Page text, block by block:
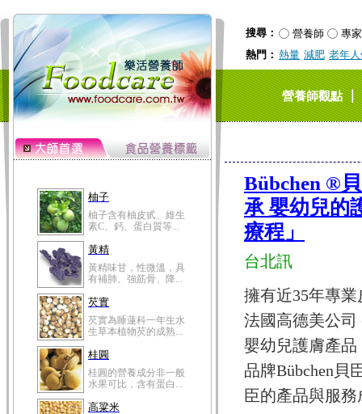
搜尋： 營養師
專家
熱門： 熱量 減肥 老年
營養師觀點｜
柚子
柚子含有柚皮甙、維生
素C、鈣、蛋白質等...
黃精
黃精味甘，性微溫，具
有補肺、強筋骨、降...
芡實
芡實為睡蓮科一年生水
生草本植物芡的成熟...
桂圓
桂圓的營養成分非一般
水果可比，含有蛋白...
高粱米
Bübchen ®
承 嬰幼兒的
療程」
台北訊
擁有近35年專
法國高德美公
嬰幼兒護膚產品
品牌Bübchen貝
臣的產品與服